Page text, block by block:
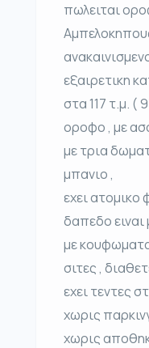
πωλειται
εξαιρετικη
στα 117 τ.μ. (
οροφο , με
με τρια
μπανιο ,
εχει ατομικο
δαπεδο ειναι
με
σιτες ,
εχει τεντες
χωρις
χωρις